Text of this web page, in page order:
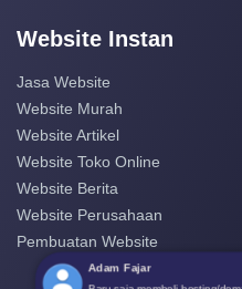
Website Instan
Jasa Website
Website Murah
Website Artikel
Website Toko Online
Website Berita
Website Perusahaan
Pembuatan Website
Adam Fajar